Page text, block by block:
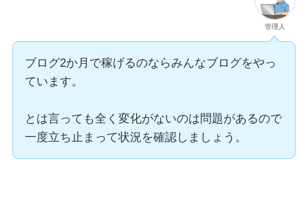
管理人
ブログ2か月で稼げるのならみんなブログをやっ
ています。
とは言っても全く変化がないのは問題があるので
一度立ち止まって状況を確認しましょう。